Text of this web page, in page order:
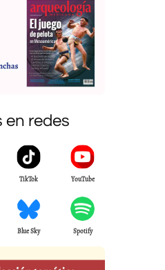
en redes
TikTok YouTube
Blue Sky Spotify